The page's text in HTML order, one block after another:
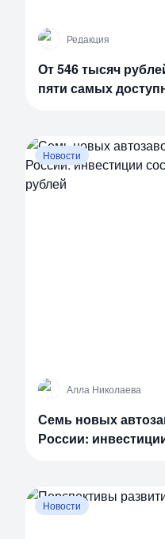
Р Редакция
От 546 тысяч
пяти самых
Новости
А Алла Николаева
Семь новых
России:
Новости